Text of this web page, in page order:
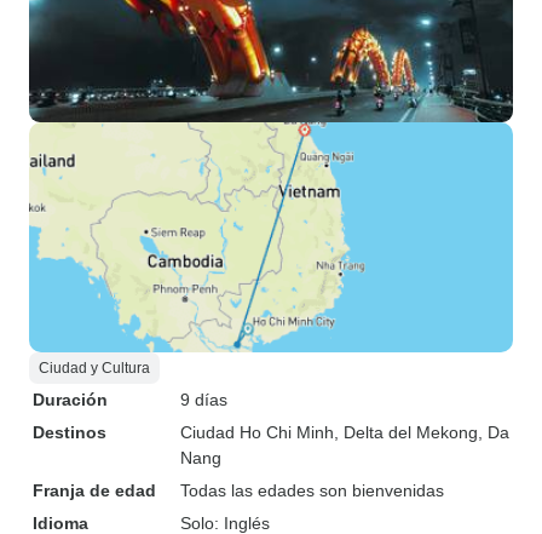
Ciudad y Cultura
Duración
9 días
Destinos
Ciudad Ho Chi Minh , Delta del Mekong , Da
Nang
Franja de edad
Todas las edades son bienvenidas
Idioma
Solo: Inglés